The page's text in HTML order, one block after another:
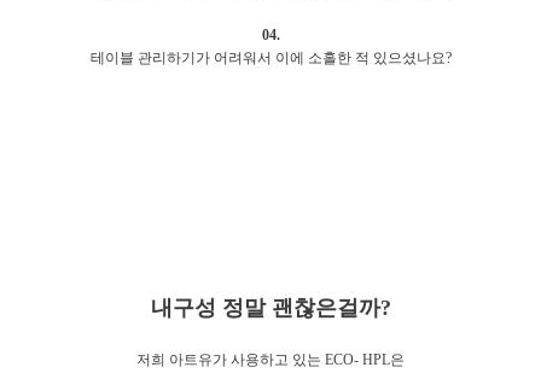
04.
테이블 관리하기가 어려워서 이에 소홀한 적 있으셨나요?
내구성 정말 괜찮은걸까?
저희 아트유가 사용하고 있는 ECO- HPL은